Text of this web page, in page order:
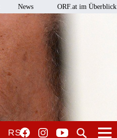
News ORF.at im Überblick
RSO